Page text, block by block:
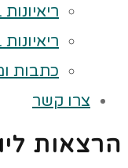
כתבות
צרו קשר
הרצאות